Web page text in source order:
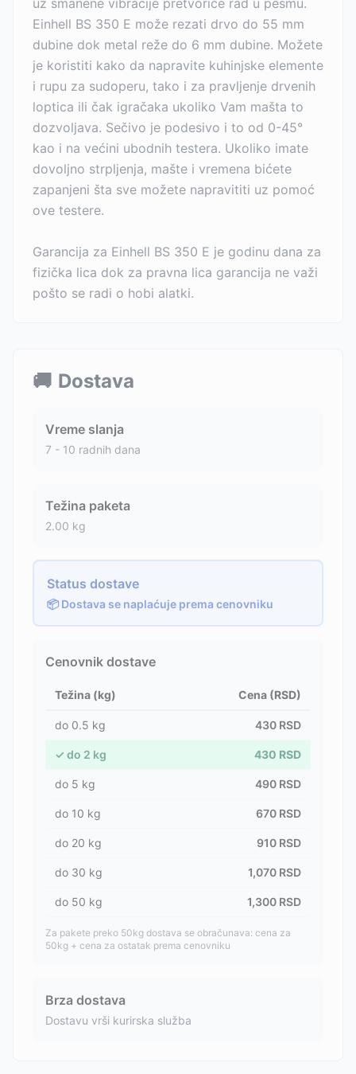
uz smanene vibracije pretvoriće rad u pesmu.
Einhell BS 350 E može rezati drvo do 55 mm
dubine dok metal reže do 6 mm dubine. Možete
je koristiti kako da napravite kuhinjske elemente
i rupu za sudoperu, tako i za pravljenje drvenih
loptica ili čak igračaka ukoliko Vam mašta to
dozvoljava. Sečivo je podesivo i to od 0-45°
kao i na većini ubodnih testera. Ukoliko imate
dovoljno strpljenja, mašte i vremena bićete
zapanjeni šta sve možete napravititi uz pomoć
ove testere.
Garancija za Einhell BS 350 E je godinu dana za
fizička lica dok za pravna lica garancija ne važi
pošto se radi o hobi alatki.
🚚 Dostava
Vreme slanja
7 - 10 radnih dana
Težina paketa
2.00 kg
Status dostave
📦 Dostava se naplaćuje prema cenovniku
Cenovnik dostave
Težina (kg) Cena (RSD)
do 0.5 kg 430 RSD
✓ do 2 kg 430 RSD
do 5 kg 490 RSD
do 10 kg 670 RSD
do 20 kg 910 RSD
do 30 kg 1,070 RSD
do 50 kg 1,300 RSD
Za pakete preko 50kg dostava se obračunava: cena za
50kg + cena za ostatak prema cenovniku
Brza dostava
Dostavu vrši kurirska služba